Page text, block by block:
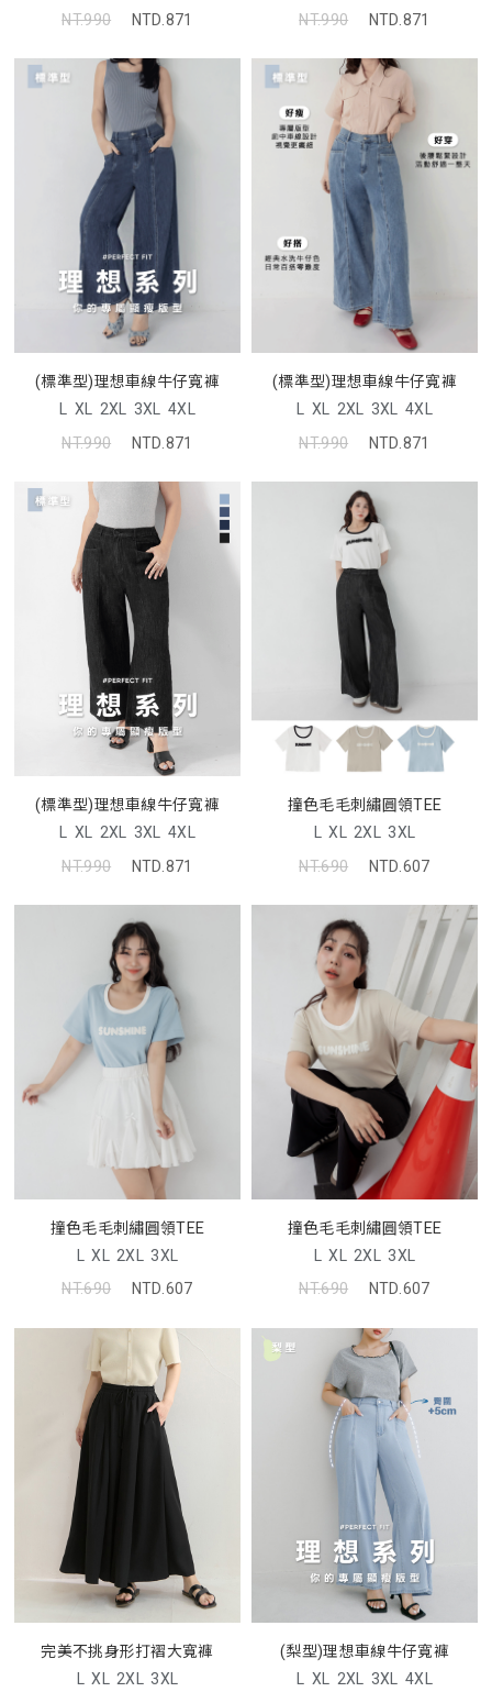
NT.990
NTD.871
NT.990
NTD.871
(標準型)理想車線牛仔寬褲
L XL 2XL 3XL 4XL
NT.990
NTD.871
(標準型)理想車線牛仔寬褲
L XL 2XL 3XL 4XL
NT.990
NTD.871
(標準型)理想車線牛仔寬褲
L XL 2XL 3XL 4XL
NT.990
NTD.871
撞色毛毛刺繡圓領TEE
L XL 2XL 3XL
NT.690
NTD.607
撞色毛毛刺繡圓領TEE
L XL 2XL 3XL
NT.690
NTD.607
撞色毛毛刺繡圓領TEE
L XL 2XL 3XL
NT.690
NTD.607
完美不挑身形打褶大寬褲
L XL 2XL 3XL
(梨型)理想車線牛仔寬褲
L XL 2XL 3XL 4XL